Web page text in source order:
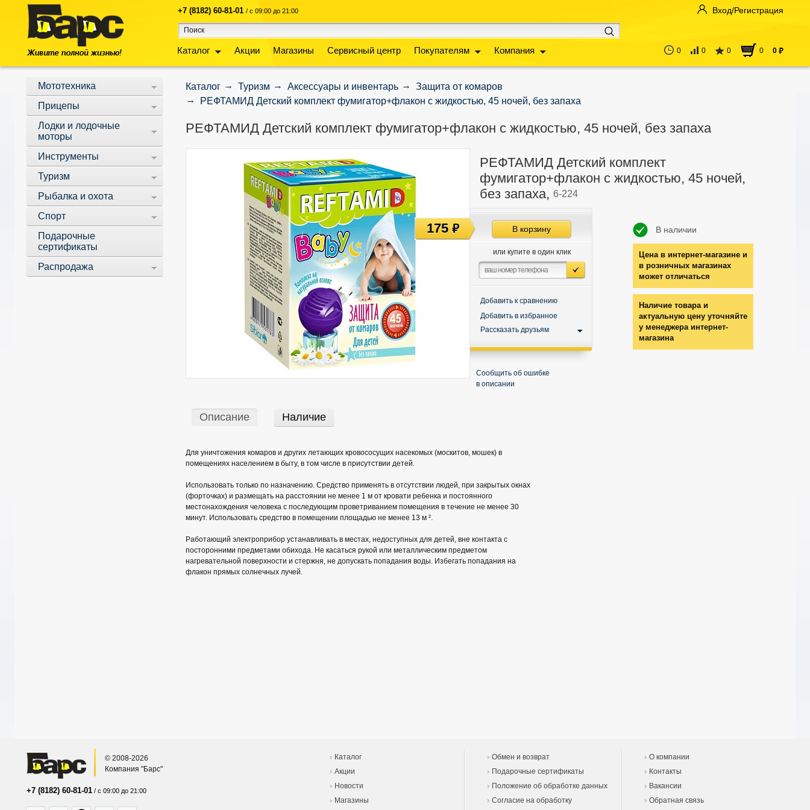
+7 (8182) 60-81-01 / с 09:00 до 21:00
Каталог Акции Магазины Сервисный центр Покупателям Компания
Вход/Регистрация
0 0 0 0 0 руб
Мототехника
Прицепы
Лодки и лодочные
моторы
Инструменты
Туризм
Рыбалка и охота
Спорт
Подарочные
сертификаты
Распродажа
Каталог Туризм Аксессуары и инвентарь
Защита от комаров
РЕФТАМИД Детский комплект фумигатор+флакон с жидкостью, 45 ночей, без запаха
РЕФТАМИД Детский комплект фумигатор+флакон с жидкостью, 45 ночей, без запаха
РЕФТАМИД Детский комплект
фумигатор+флакон с жидкостью, 45 ночей,
без запаха, 6-224
В наличии
Цена в интернет-магазине и
в розничных магазинах
может отличаться
Наличие товара и
актуальную цену уточняйте
у менеджера интернет-
магазина
В корзину
или купите в один клик
Добавить к сравнению
Добавить в избранное
Рассказать друзьям
Сообщить об ошибке
в описании
175руб
Описание Наличие
Для уничтожения комаров и других летающих кровососущих насекомых (москитов, мошек) в
помещениях населением в быту, в том числе в присутствии детей.
Использовать только по назначению. Средство применять в отсутствии людей, при закрытых окнах
(форточках) и размещать на расстоянии не менее 1 м от кровати ребенка и постоянного
местонахождения человека с последующим проветриванием помещения в течение не менее 30
минут. Использовать средство в помещении площадью не менее 13 м ².
Работающий электроприбор устанавливать в местах, недоступных для детей, вне контакта с
посторонними предметами обихода. Не касаться рукой или металлическим предметом
нагревательной поверхности и стержня, не допускать попадания воды. Избегать попадания на
флакон прямых солнечных лучей.
© 2008-2026
Компания "Барс"
+7 (8182) 60-81-01 / с 09:00 до 21:00
Каталог
Акции
Новости
Магазины
Обмен и возврат
Подарочные сертификаты
Положение об обработке данных
Согласие на обработку
О компании
Контакты
Вакансии
Обратная связь